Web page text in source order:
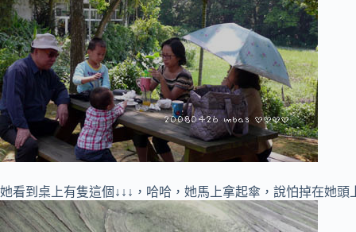
她看到桌上有隻這個↓↓↓，哈哈，她馬上拿起傘，說怕掉在她